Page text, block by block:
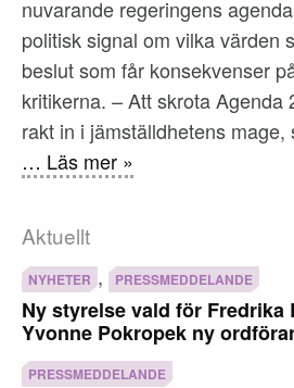
nuvarande regeringens
politisk signal om vilka värden
beslut som får konsekvenser
kritikerna. – Att skrota Agenda
rakt in i jämställdhetens mage,
… Läs mer »
Aktuellt
NYHETER , PRESSMEDDELANDE
Ny styrelse vald för Fredrika
Yvonne Pokropek ny
PRESSMEDDELANDE